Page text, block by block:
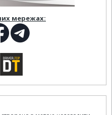
мережах: